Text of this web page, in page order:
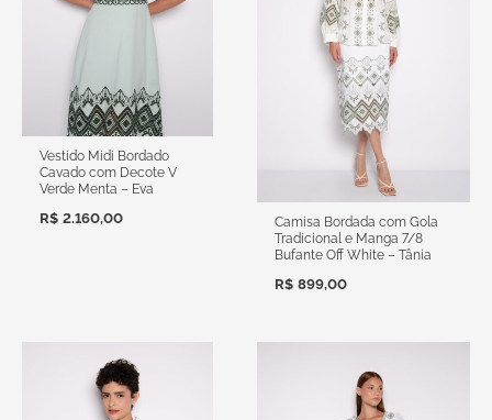
Vestido Midi Bordado
Cavado com Decote V
Verde Menta – Eva
R$ 2.160,00
Camisa Bordada com Gola
Tradicional e Manga 7/8
Bufante Off White – Tânia
R$ 899,00